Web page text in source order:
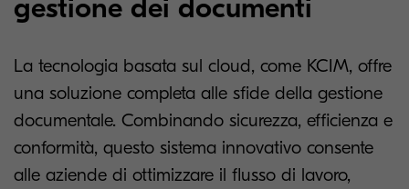
gestione dei documenti
La tecnologia basata sul cloud, come KCIM, offre
una soluzione completa alle sfide della gestione
documentale. Combinando sicurezza, efficienza e
conformità, questo sistema innovativo consente
alle aziende di ottimizzare il flusso di lavoro,